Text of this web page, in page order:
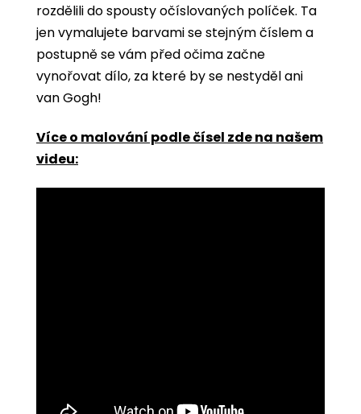
rozdělili do spousty očíslovaných políček. Ta
jen vymalujete barvami se stejným číslem a
postupně se vám před očima začne
vynořovat dílo, za které by se nestyděl ani
van Gogh!
Více o malování podle čísel zde na našem
videu: